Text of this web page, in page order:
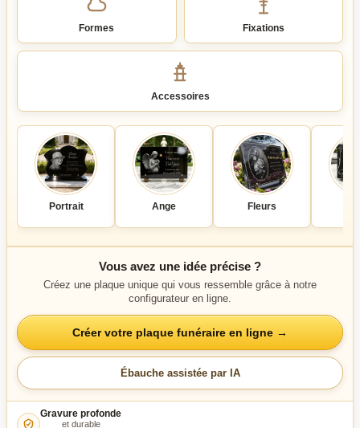
Formes Fixations
Accessoires
Portrait Ange Fleurs
Vous avez une idée précise ?
Créez une plaque unique qui vous ressemble grâce à notre
configurateur en ligne.
Créer votre plaque funéraire en ligne →
Ébauche assistée par IA
Gravure profonde
et durable